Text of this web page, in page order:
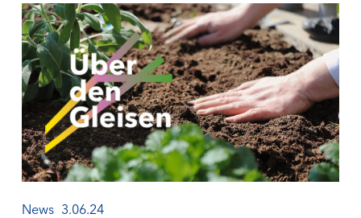
News 3.06.24